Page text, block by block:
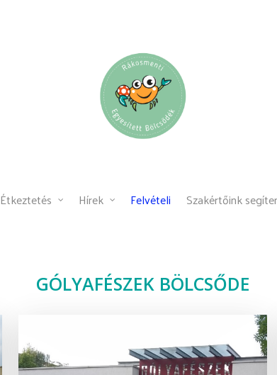
Étkeztetés Hírek Felvételi Szakértőink
GÓLYAFÉSZEK BÖLCSŐDE